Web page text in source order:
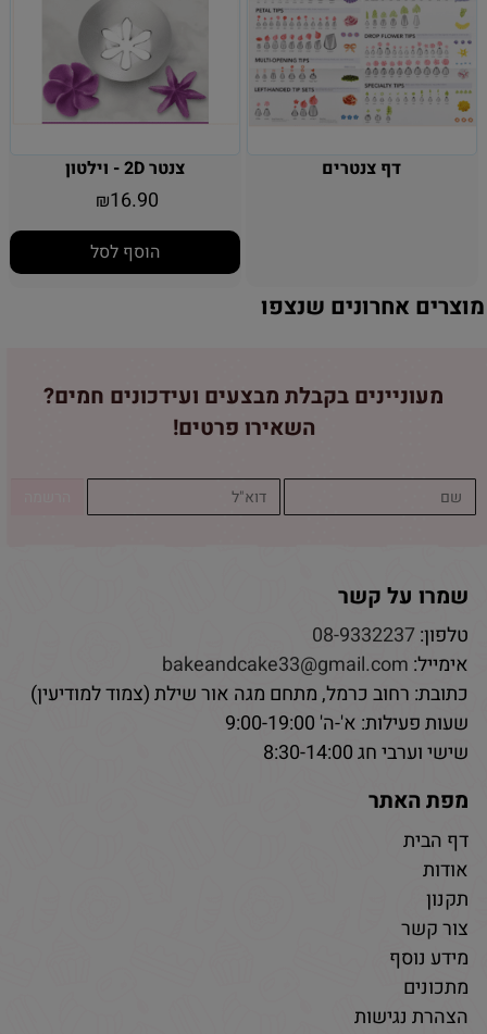
דף צנטרים
צנטר 2D - וילטון
₪16.90
הוסף לסל
מוצרים אחרונים שנצפו
מעוניינים בקבלת מבצעים ועידכונים חמים?
השאירו פרטים!
שמרו על קשר
טלפון:08-9332237
אימייל: bakeandcake33@gmail.com
כתובת: רחוב כרמל, מתחם מגה אור שילת (צמוד למודיעין)
שעות פעילות: א'-ה' 9:00-19:00
שישי וערבי חג 8:30-14:00
מפת האתר
דף הבית
אודות
תקנון
צור קשר
מידע נוסף
מתכונים
הצהרת נגישות